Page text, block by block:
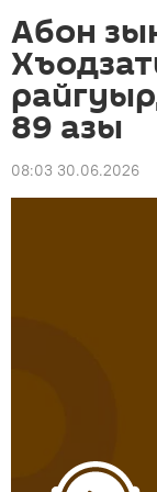
Абон
89 азы
08:03 30.06.2026